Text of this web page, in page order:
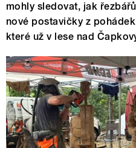
mohly sledovat, jak
nové postavičky z
které už v lese nad